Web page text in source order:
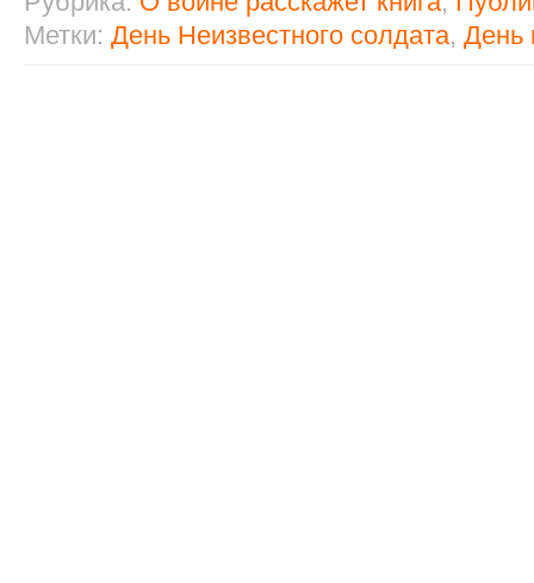
Метки: День Неизвестного солдата, День